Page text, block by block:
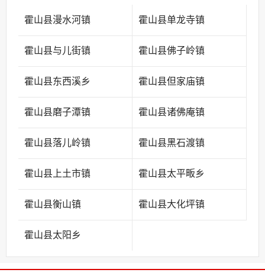
霍山县漫水河镇 霍山县单龙寺镇
霍山县与儿街镇 霍山县佛子岭镇
霍山县东西溪乡 霍山县但家庙镇
霍山县磨子潭镇 霍山县诸佛庵镇
霍山县落儿岭镇 霍山县黑石渡镇
霍山县上土市镇 霍山县太平畈乡
霍山县衡山镇 霍山县大化坪镇
霍山县太阳乡